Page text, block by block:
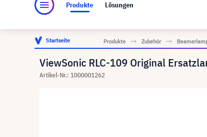
Produkte Lösungen
Startseite Produkte Zubehör
ViewSonic RLC-109 Original
Artikel-Nr.: 1000001262